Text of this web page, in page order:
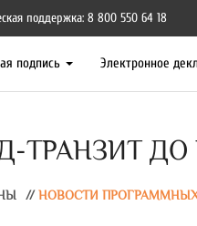
поддержка: 8 800 550 64 18
подпись Электронное
ТРАНЗИТ ДО
// НОВОСТИ